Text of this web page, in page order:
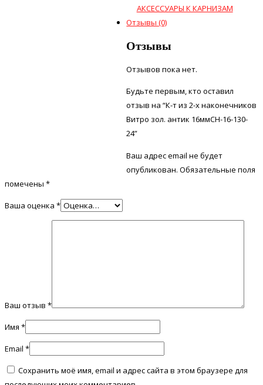
АКСЕССУАРЫ К КАРНИЗАМ
Отзывы (0)
Отзывы
Отзывов пока нет.
Будьте первым, кто оставил
отзыв на “К-т из 2-х наконечников
Витро зол. антик 16ммСН-16-130-
24”
Ваш адрес email не будет
опубликован. Обязательные поля
помечены *
Ваша оценка *
Ваш отзыв *
Имя *
Email *
Сохранить моё имя, email и адрес сайта в этом браузере для